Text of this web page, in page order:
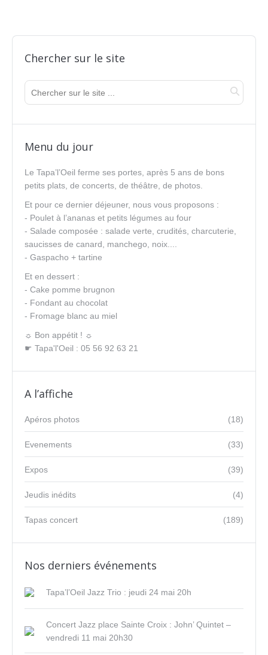
Chercher sur le site
Menu du jour
Le Tapa’l’Oeil ferme ses portes, après 5 ans de bons
petits plats, de concerts, de théâtre, de photos.
Et pour ce dernier déjeuner, nous vous proposons :
- Poulet à l’ananas et petits légumes au four
- Salade composée : salade verte, crudités, charcuterie,
saucisses de canard, manchego, noix....
- Gaspacho + tartine
Et en dessert :
- Cake pomme brugnon
- Fondant au chocolat
- Fromage blanc au miel
☼ Bon appétit ! ☼
☛ Tapa'l'Oeil : 05 56 92 63 21
A l’affiche
(18)
Apéros photos
(33)
Evenements
(39)
Expos
(4)
Jeudis inédits
(189)
Tapas concert
Nos derniers événements
Tapa’l’Oeil Jazz Trio : jeudi 24 mai 20h
Concert Jazz place Sainte Croix : John’ Quintet –
vendredi 11 mai 20h30